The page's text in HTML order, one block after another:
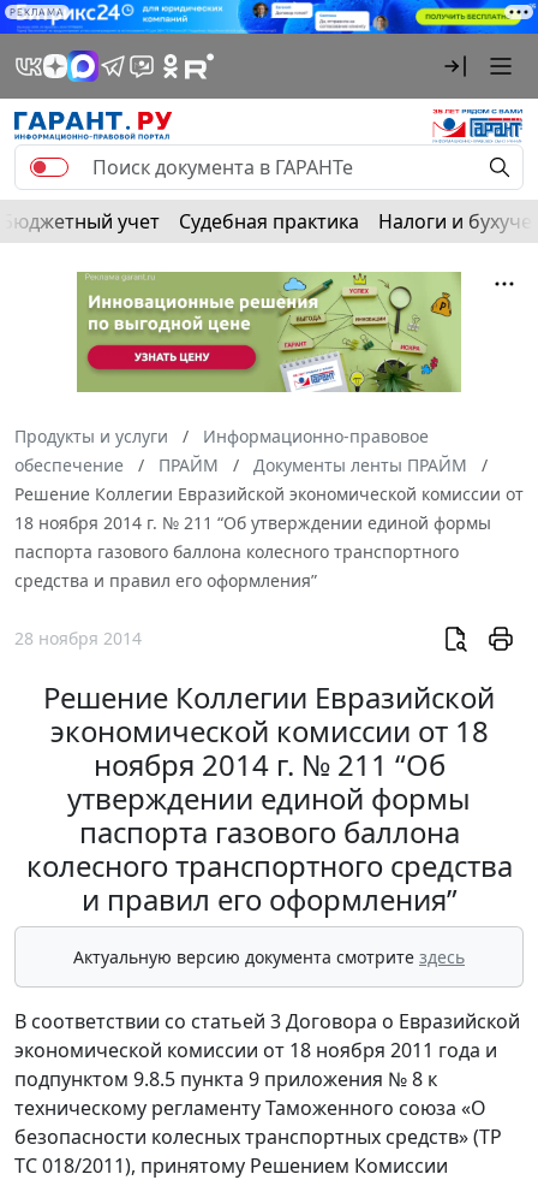
РЕКЛАМА
Бюджетный учет Судебная практика Налоги и
Продукты и услуги
Информационно-правовое
обеспечение
ПРАЙМ
Документы ленты ПРАЙМ
Решение Коллегии Евразийской экономической комиссии от
18 ноября 2014 г. № 211 “Об утверждении единой формы
паспорта газового баллона колесного транспортного
средства и правил его оформления”
28 ноября 2014
Решение Коллегии Евразийской
экономической комиссии от 18
ноября 2014 г. № 211 “Об
утверждении единой формы
паспорта газового баллона
колесного транспортного средства
и правил его оформления”
Актуальную версию документа смотрите здесь
В соответствии со статьей 3 Договора о Евразийской
экономической комиссии от 18 ноября 2011 года и
подпунктом 9.8.5 пункта 9 приложения № 8 к
техническому регламенту Таможенного союза «О
безопасности колесных транспортных средств» (ТР
ТС 018/2011), принятому Решением Комиссии